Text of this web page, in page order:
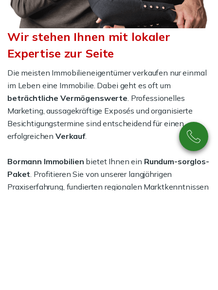
Wir stehen Ihnen mit lokaler
Expertise zur Seite
Die meisten Immobilieneigentümer verkaufen nur einmal
im Leben eine Immobilie. Dabei geht es oft um
beträchtliche Vermögenswerte. Professionelles
Marketing, aussagekräftige Exposés und organisierte
Besichtigungstermine sind entscheidend für einen
erfolgreichen Verkauf.
Bormann Immobilien bietet Ihnen ein Rundum-sorglos-
Paket. Profitieren Sie von unserer langjährigen
Praxiserfahrung, fundierten regionalen Marktkenntnissen